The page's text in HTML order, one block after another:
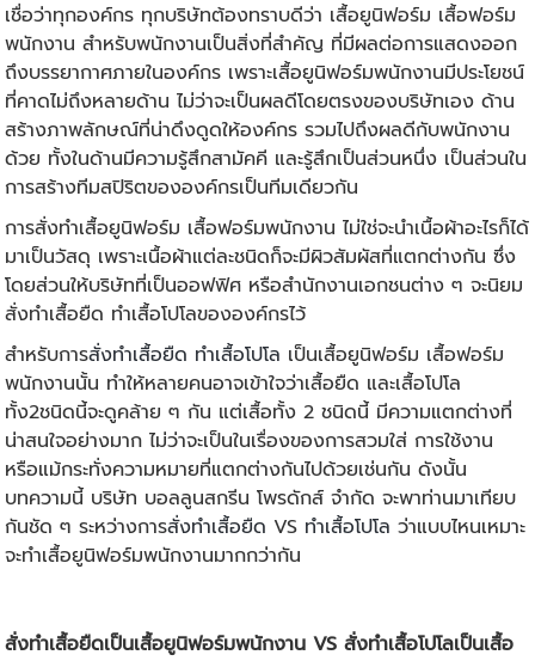
เชื่อว่าทุกองค์กร ทุกบริษัทต้องทราบดีว่า เสื้อยูนิฟอร์ม เสื้อฟอร์ม
พนักงาน สำหรับพนักงานเป็นสิ่งที่สำคัญ ที่มีผลต่อการแสดงออก
ถึงบรรยากาศภายในองค์กร เพราะเสื้อยูนิฟอร์มพนักงานมีประโยชน์
ที่คาดไม่ถึงหลายด้าน ไม่ว่าจะเป็นผลดีโดยตรงของบริษัทเอง ด้าน
สร้างภาพลักษณ์ที่น่าดึงดูดให้องค์กร รวมไปถึงผลดีกับพนักงาน
ด้วย ทั้งในด้านมีความรู้สึกสามัคคี และรู้สึกเป็นส่วนหนึ่ง เป็นส่วนใน
การสร้างทีมสปิริตขององค์กรเป็นทีมเดียวกัน
การสั่งทำเสื้อยูนิฟอร์ม เสื้อฟอร์มพนักงาน ไม่ใช่จะนำเนื้อผ้าอะไรก็ได้
มาเป็นวัสดุ เพราะเนื้อผ้าแต่ละชนิดก็จะมีผิวสัมผัสที่แตกต่างกัน ซึ่ง
โดยส่วนให้บริษัทที่เป็นออฟฟิศ หรือสำนักงานเอกชนต่าง ๆ จะนิยม
สั่งทำเสื้อยืด ทำเสื้อโปโลขององค์กรไว้
สำหรับการสั่งทำเสื้อยืด ทำเสื้อโปโล เป็นเสื้อยูนิฟอร์ม เสื้อฟอร์ม
พนักงานนั้น ทำให้หลายคนอาจเข้าใจว่าเสื้อยืด และเสื้อโปโล
ทั้ง2ชนิดนี้จะดูคล้าย ๆ กัน แต่เสื้อทั้ง 2 ชนิดนี้ มีความแตกต่างที่
น่าสนใจอย่างมาก ไม่ว่าจะเป็นในเรื่องของการสวมใส่ การใช้งาน
หรือแม้กระทั่งความหมายที่แตกต่างกันไปด้วยเช่นกัน ดังนั้น
บทความนี้ บริษัท บอลลูนสกรีน โพรดักส์ จำกัด จะพาท่านมาเทียบ
กันชัด ๆ ระหว่างการสั่งทำเสื้อยืด VS ทำเสื้อโปโล ว่าแบบไหนเหมาะ
จะทำเสื้อยูนิฟอร์มพนักงานมากกว่ากัน
สั่งทำเสื้อยืดเป็นเสื้อยูนิฟอร์มพนักงาน VS สั่งทำเสื้อโปโลเป็นเสื้อ